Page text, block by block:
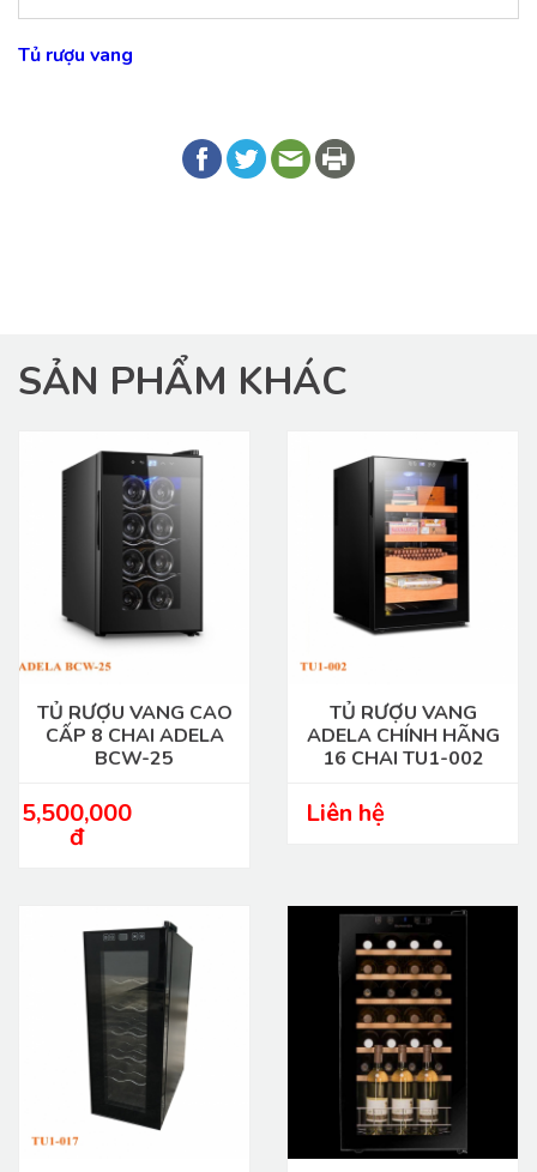
Tủ rượu vang
SẢN PHẨM KHÁC
TỦ RƯỢU VANG CAO
CẤP 8 CHAI ADELA
BCW-25
5,500,000
đ
TỦ RƯỢU VANG
ADELA CHÍNH HÃNG
16 CHAI TU1-002
Liên hệ